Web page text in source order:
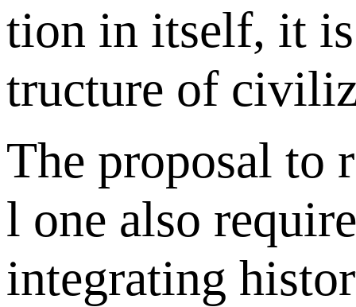
tion in itself, it is
tructure of
The proposal to
l one also
integrating